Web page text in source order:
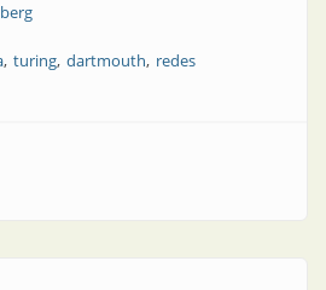
turing dartmouth redes
genealógico de la IA: los antecedentes